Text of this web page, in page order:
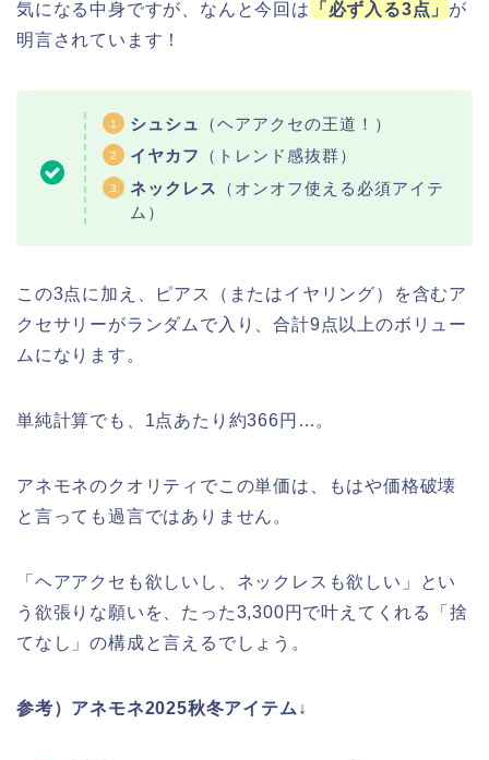
気になる中身ですが、なんと今回は 「必ず入る3点」 が
明言されています！
シュシュ
（ヘアアクセの王道！）
イヤカフ
（トレンド感抜群）
ネックレス
（オンオフ使える必須アイテ
ム）
この3点に加え、ピアス（またはイヤリング）を含むア
クセサリーがランダムで入り、合計9点以上のボリュー
ムになります。
単純計算でも、1点あたり約366円…。
アネモネのクオリティでこの単価は、もはや価格破壊
と言っても過言ではありません。
「ヘアアクセも欲しいし、ネックレスも欲しい」とい
う欲張りな願いを、たった3,300円で叶えてくれる「捨
てなし」の構成と言えるでしょう。
参考）アネモネ2025秋冬アイテム↓